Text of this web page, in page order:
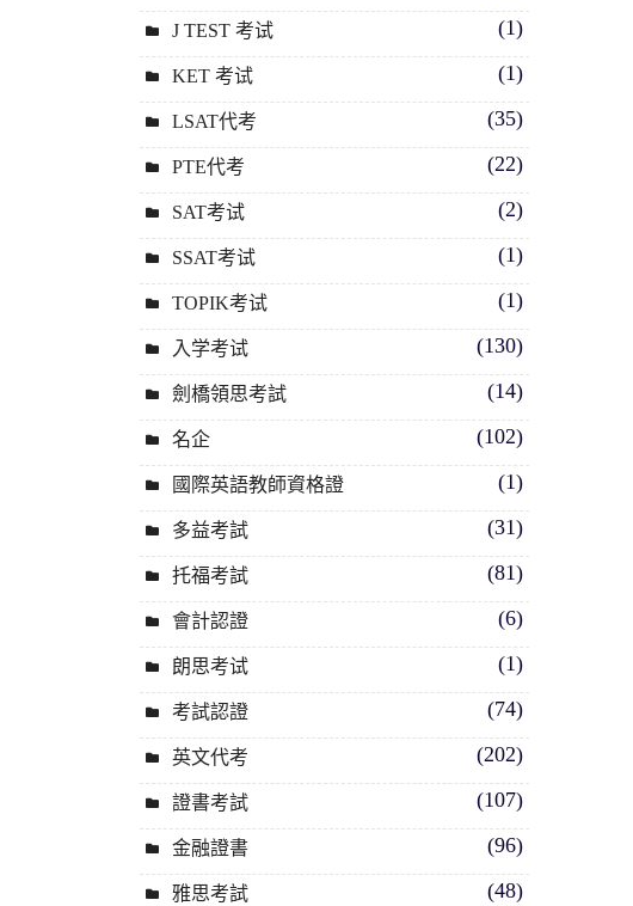
J TEST 考试 (1)
KET 考试 (1)
LSAT代考 (35)
PTE代考 (22)
SAT考试 (2)
SSAT考试 (1)
TOPIK考试 (1)
入学考试 (130)
劍橋領思考試 (14)
名企 (102)
國際英語教師資格證 (1)
多益考試 (31)
托福考試 (81)
會計認證 (6)
朗思考试 (1)
考試認證 (74)
英文代考 (202)
證書考試 (107)
金融證書 (96)
雅思考試 (48)